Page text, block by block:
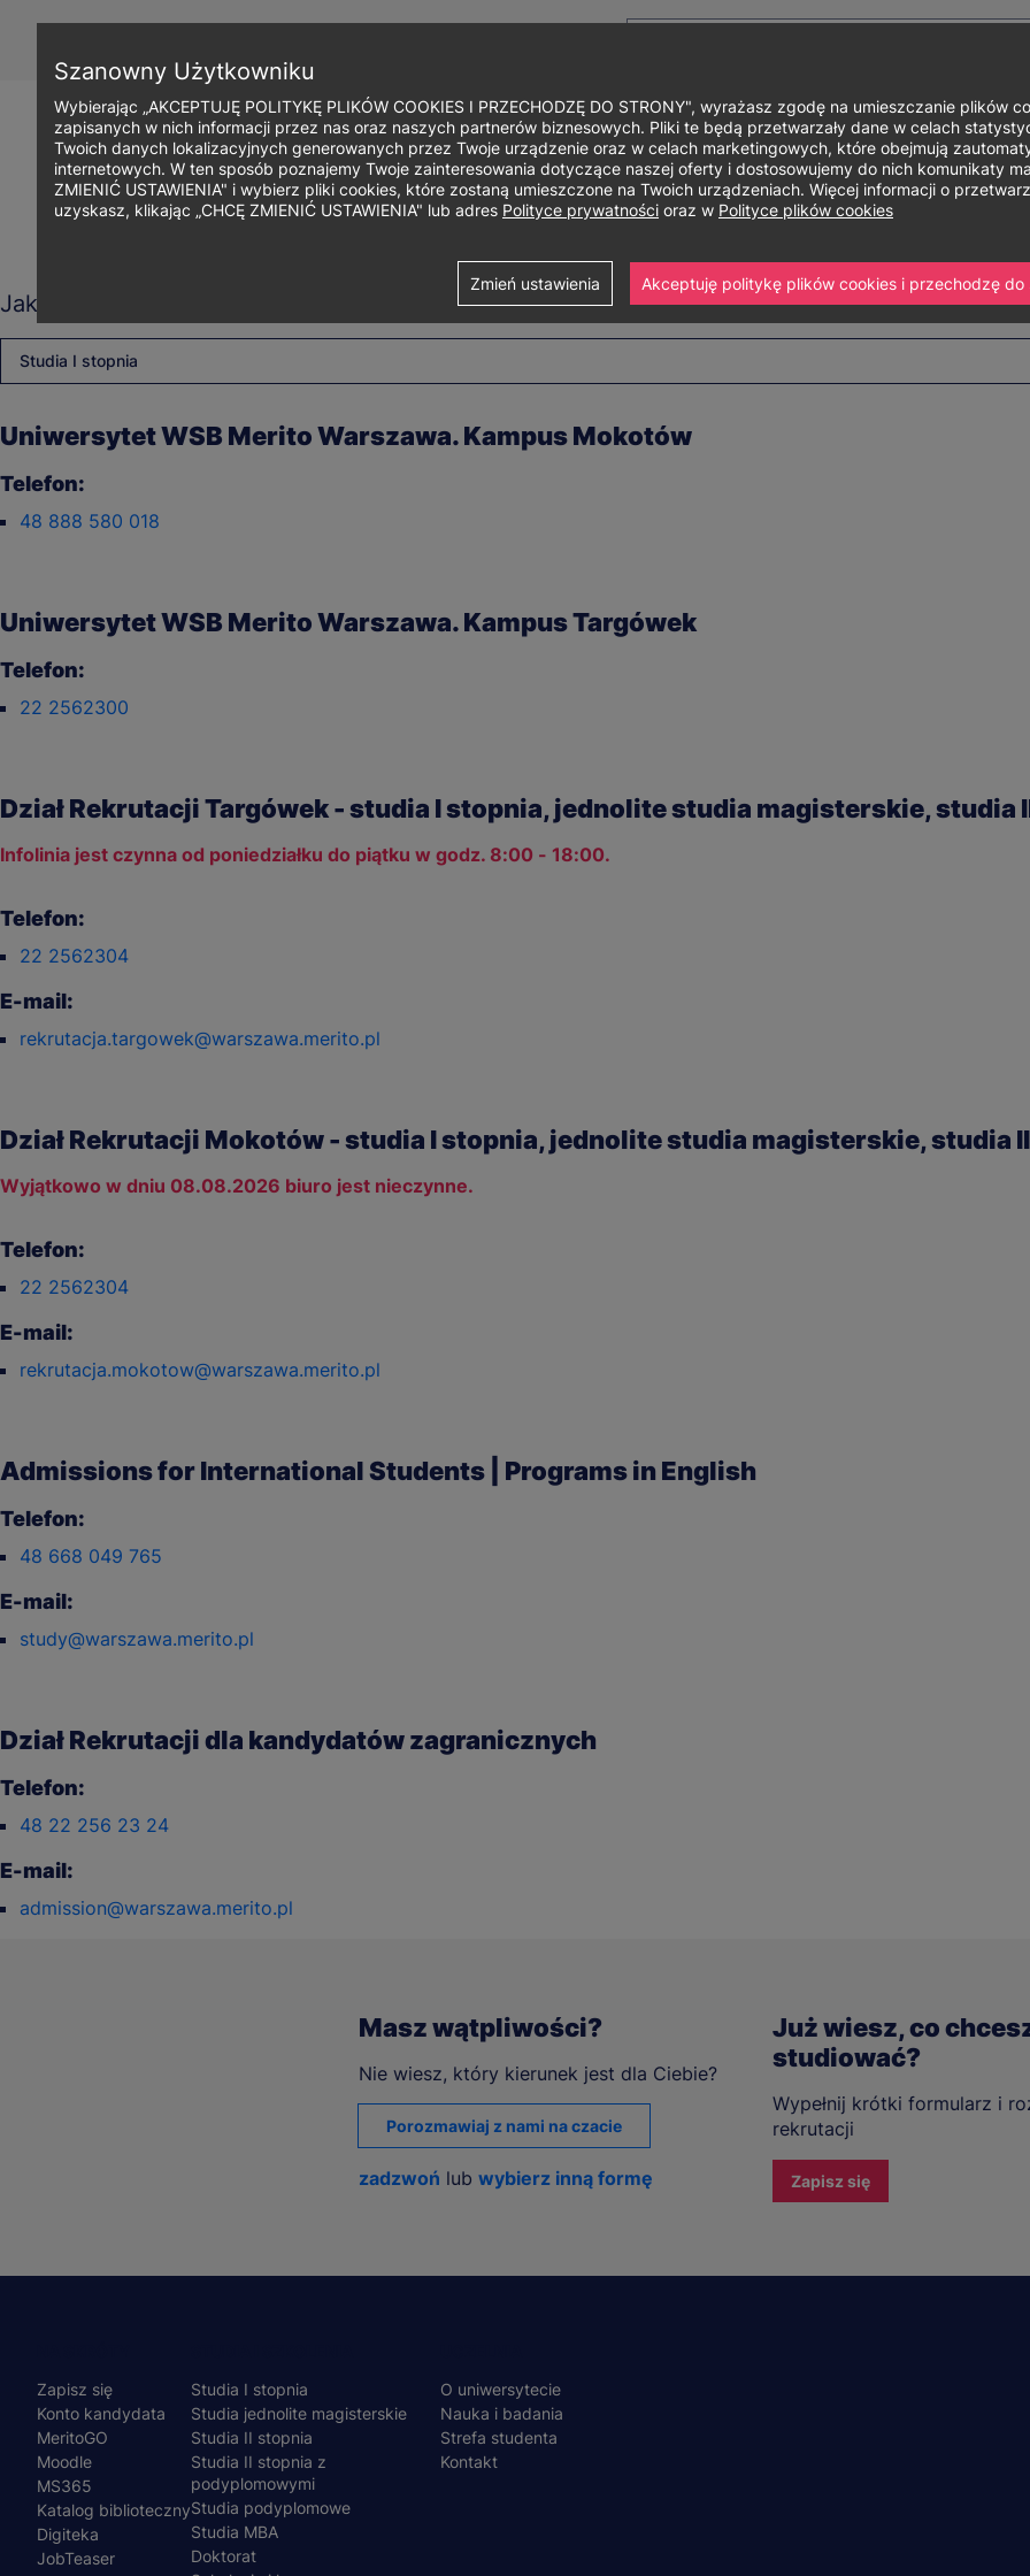
Główne
menu
O uniwersytecie Studia i szkolenia Nauka i
nawigacyjna
Jaki rodzaj studiów Cię interesuje?
Studia I stopnia
Uniwersytet WSB Merito Warszawa. Kampus Mokotów
Telefon:
48 888 580 018
Uniwersytet WSB Merito Warszawa. Kampus Targówek
Telefon:
22 2562300
Dział Rekrutacji Targówek - studia I stopnia, jednolite studia magisterskie, studia
Infolinia jest czynna od poniedziałku do piątku w godz. 8:00 - 18:00.
Telefon:
22 2562304
E-mail:
rekrutacja.targowek@warszawa.merito.pl
Dział Rekrutacji Mokotów - studia I stopnia, jednolite studia magisterskie, studia
Wyjątkowo w dniu 08.08.2026 biuro jest nieczynne.
Telefon:
22 2562304
E-mail:
rekrutacja.mokotow@warszawa.merito.pl
Admissions for International Students | Programs in English
Telefon:
48 668 049 765
E-mail:
study@warszawa.merito.pl
Dział Rekrutacji dla kandydatów zagranicznych
Telefon:
48 22 256 23 24
E-mail:
admission@warszawa.merito.pl
Masz wątpliwości?
Nie wiesz, który kierunek jest dla Ciebie?
Porozmawiaj z nami na czacie
zadzwoń lub wybierz inną formę
Już wiesz, co
studiować?
Wypełnij krótki formularz i
rekrutacji
Zapisz się
Menu
stopka
Zapisz się
Konto kandydata
MeritoGO
Moodle
MS365
Katalog biblioteczny
Digiteka
JobTeaser
Studia I stopnia
Studia jednolite magisterskie
Studia II stopnia
Studia II stopnia z
podyplomowymi
Studia podyplomowe
Studia MBA
Doktorat
O uniwersytecie
Nauka i badania
Strefa studenta
Kontakt
Szanowny Użytkowniku
Wybierając „AKCEPTUJĘ POLITYKĘ PLIKÓW COOKIES I PRZECHODZĘ DO STRONY", wyrażasz zgodę na umieszczanie
zapisanych w nich informacji przez nas oraz naszych partnerów biznesowych. Pliki te będą przetwarzały dane w celach
Twoich danych lokalizacyjnych generowanych przez Twoje urządzenie oraz w celach marketingowych, które obejmują
internetowych. W ten sposób poznajemy Twoje zainteresowania dotyczące naszej oferty i dostosowujemy do nich komunikaty
ZMIENIĆ USTAWIENIA" i wybierz pliki cookies, które zostaną umieszczone na Twoich urządzeniach. Więcej informacji o
uzyskasz, klikając „CHCĘ ZMIENIĆ USTAWIENIA" lub adres Polityce prywatności oraz w Polityce plików cookies
Zmień ustawienia Akceptuję politykę plików cookies i przechodzę do